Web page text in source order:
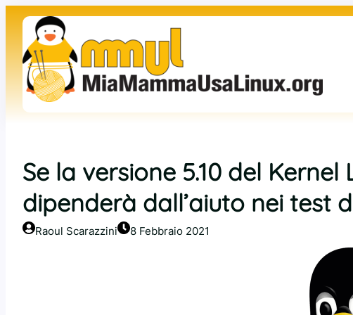
contenuto
Se la versione 5.10 del Kernel
dipenderà dall’aiuto nei test
Raoul Scarazzini 8 Febbraio 2021